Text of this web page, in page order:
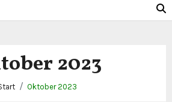
2023
Oktober 2023